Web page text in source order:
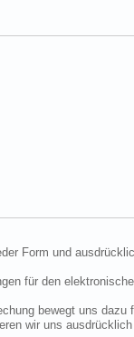
Form und
für den
bewegt uns
wir uns